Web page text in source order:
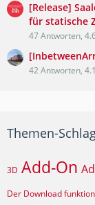
[Release]
für statische
47 Antworten,
42 Antworten,
Themen-
3D Add-On
Der Download